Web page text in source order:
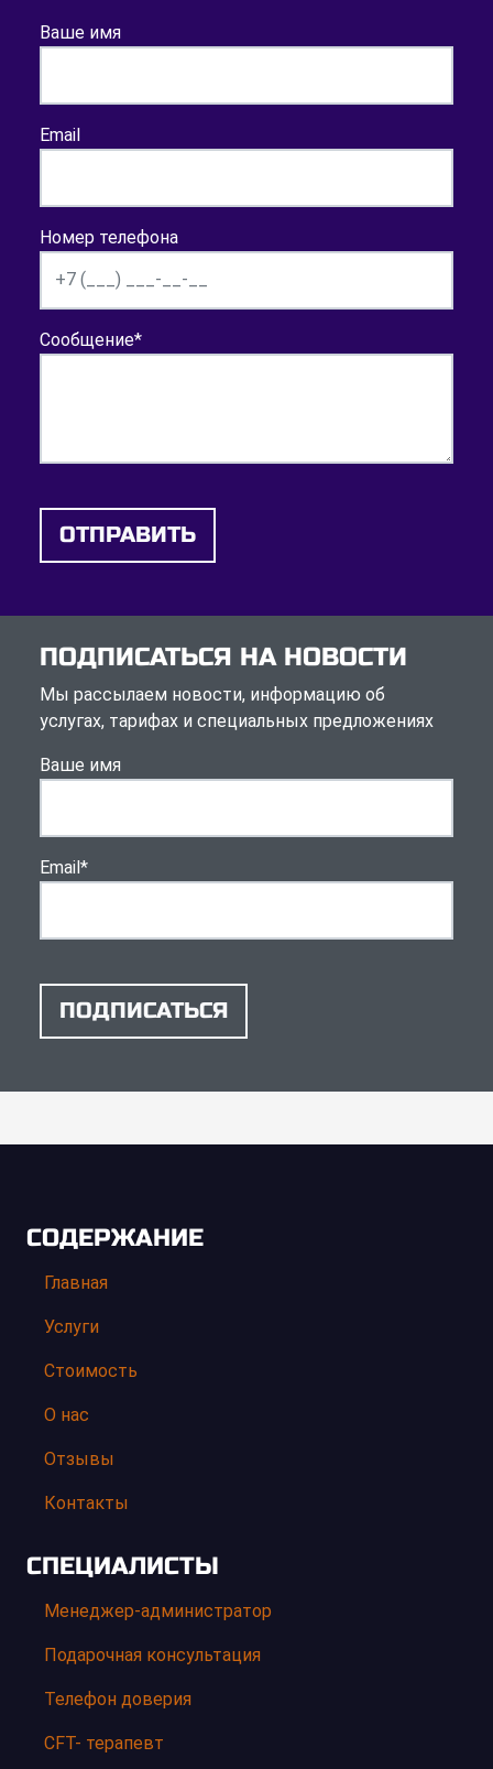
Ваше имя
Email
Номер телефона
Сообщение*
ОТПРАВИТЬ
ПОДПИСАТЬСЯ НА НОВОСТИ
Мы рассылаем новости, информацию об
услугах, тарифах и специальных предложениях
Ваше имя
Email*
ПОДПИСАТЬСЯ
СОДЕРЖАНИЕ
Главная
Услуги
Стоимость
О нас
Отзывы
Контакты
СПЕЦИАЛИСТЫ
Менеджер-администратор
Подарочная консультация
Телефон доверия
CFT- терапевт